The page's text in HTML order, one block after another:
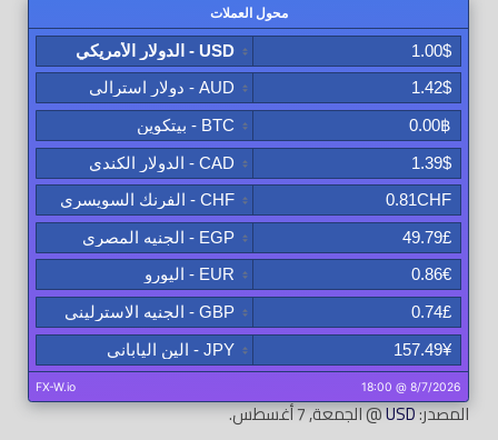
المصدر:USD@ الجمعة, 7 أغسطس.